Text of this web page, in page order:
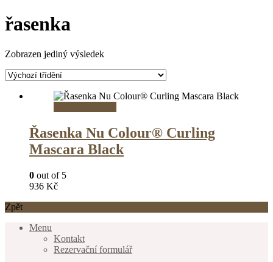
řasenka
Zobrazen jediný výsledek
Řasenka Nu Colour® Curling
Mascara Black
0 out of 5
936 Kč
Zpět
Menu
Kontakt
Rezervační formulář